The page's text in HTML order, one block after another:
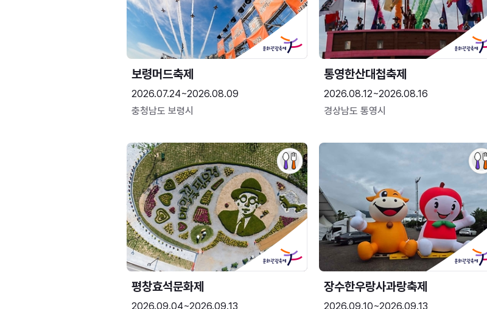
보령머드축제
2026.07.24~2026.08.09
충청남도 보령시
통영한산대첩축제
2026.08.12~2026.08.16
경상남도 통영시
평창효석문화제
2026.09.04~2026.09.13
장수한우랑사과랑축제
2026.09.10~2026.09.13